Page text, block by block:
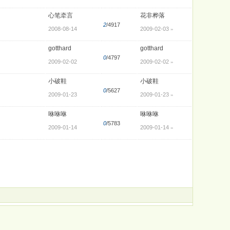
心笔牵言
2008-08-14
2/4917
花非桦落
2009-02-03 »
gotthard
2009-02-02
0/4797
gotthard
2009-02-02 »
小破鞋
2009-01-23
0/5627
小破鞋
2009-01-23 »
咻咻咻
2009-01-14
0/5783
咻咻咻
2009-01-14 »